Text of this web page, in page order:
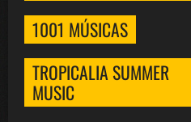
1001 MÚSICAS
TROPICALIA SUMMER
MUSIC